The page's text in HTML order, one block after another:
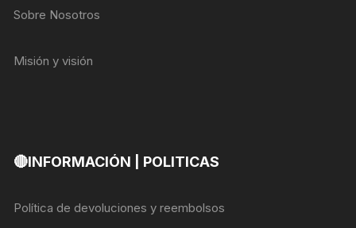
Sobre Nosotros
Misión y visión
🔴INFORMACIÓN | POLITICAS
Política de devoluciones y reembolsos